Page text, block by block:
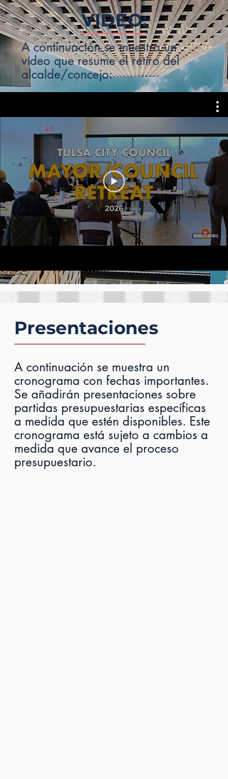
VIDEO:
A continuación se muestra un
vídeo que resume el retiro del
alcalde/concejo:
Presentaciones
A continuación se muestra un
cronograma con fechas importantes.
Se añadirán presentaciones sobre
partidas presupuestarias específicas
a medida que estén disponibles. Este
cronograma está sujeto a cambios a
medida que avance el proceso
presupuestario.